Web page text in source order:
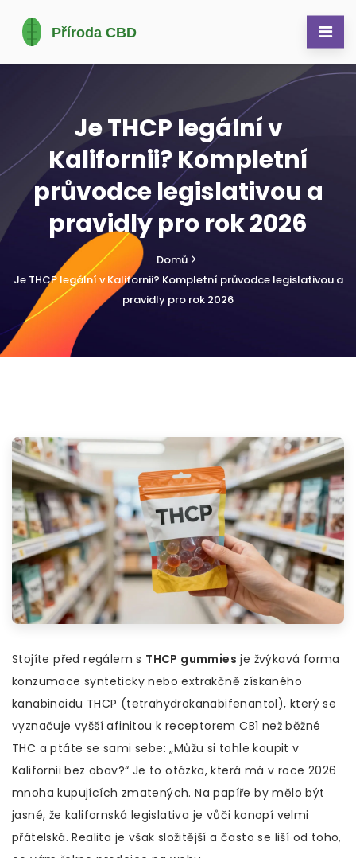
Je THCP legální v
Kalifornii? Kompletní
průvodce legislativou a
pravidly pro rok 2026
Domů
Je THCP legální v Kalifornii? Kompletní průvodce legislativou a
pravidly pro rok 2026
Stojíte před regálem s THCP gummies je žvýkavá forma
konzumace synteticky nebo extrakčně získaného
kanabinoidu THCP (tetrahydrokanabifenantol), který se
vyznačuje vyšší afinitou k receptorem CB1 než běžné
THC a ptáte se sami sebe: „Můžu si tohle koupit v
Kalifornii bez obav?“ Je to otázka, která má v roce 2026
mnoha kupujících zmatených. Na papíře by mělo být
jasné, že kalifornská legislativa je vůči konopí velmi
přátelská. Realita je však složitější a často se liší od toho,